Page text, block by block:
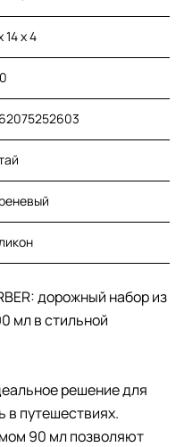
14 х 4
дорожный набор из
мл в стильной
решение для
в путешествиях.
90 мл позволяют